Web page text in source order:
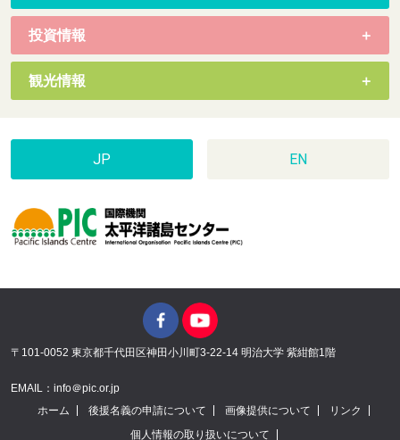
投資情報
観光情報
JP EN
〒101-0052 東京都千代田区神田小川町3-22-14 明治大学 紫紺館1階
EMAIL：info＠pic.or.jp
ホーム
後援名義の申請について 画像提供について
リンク
個人情報の取り扱いについて